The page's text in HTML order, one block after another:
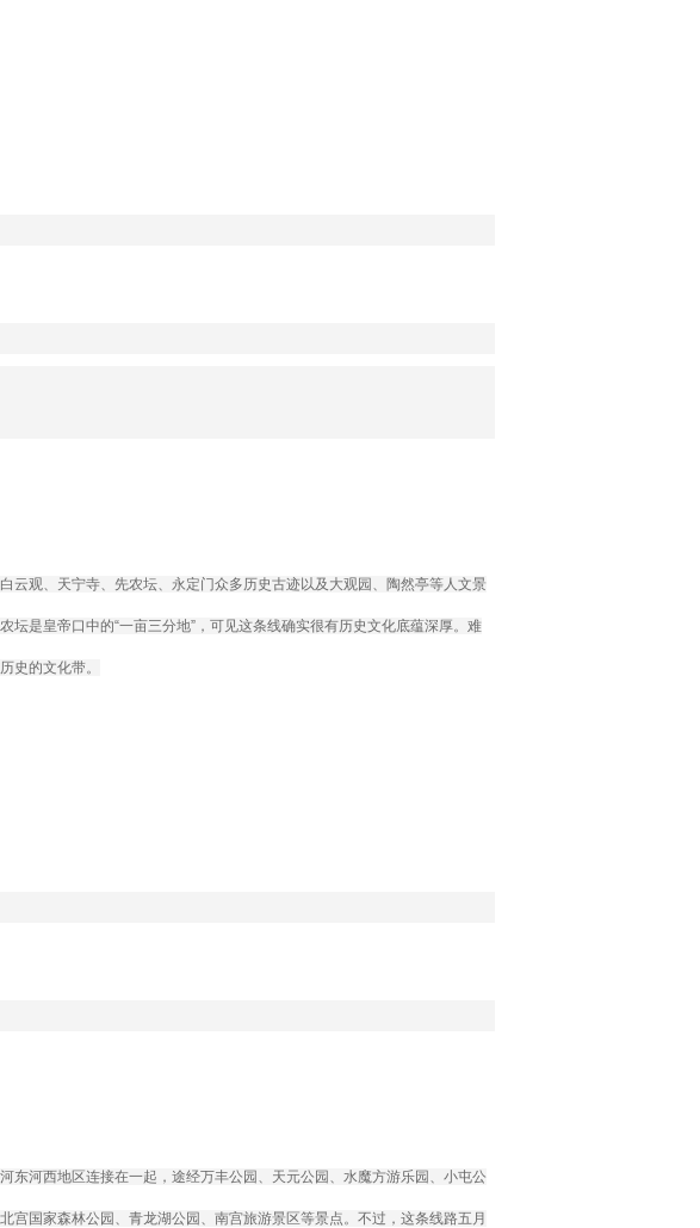
云观、天宁寺、先农坛、永定门众多历史古迹以及大观园、陶然亭等人文景
坛是皇帝口中的“一亩三分地”，可见这条线确实很有历史文化底蕴深厚。难
史的文化带。
东河西地区连接在一起，途经万丰公园、天元公园、水魔方游乐园、小屯公
宫国家森林公园、青龙湖公园、南宫旅游景区等景点。不过，这条线路五月